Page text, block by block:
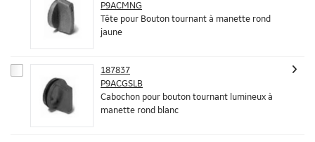
P9ACMNG
Tête pour Bouton tournant à manette rond
jaune
187837
P9ACGSLB
Cabochon pour bouton tournant lumineux à
manette rond blanc